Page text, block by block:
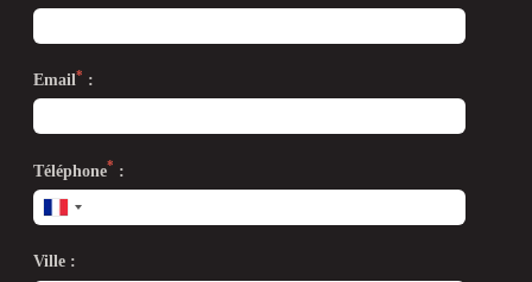
Email * :
Téléphone* :
Ville :